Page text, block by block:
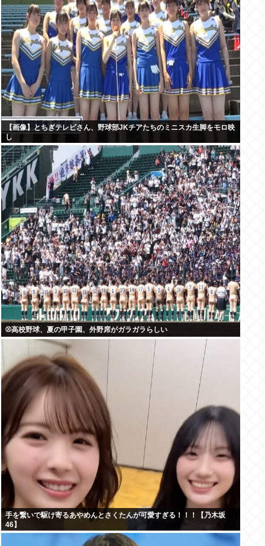
【画像】とちぎテレビさん、野球部JKチアたちのミニスカ生脚をモロ映
し
⚾高校野球、夏の甲子園、外野席がガラガラらしい
手を繋いで駆け寄るあやめんとさくたんが可愛すぎる！！！【乃木坂
46】